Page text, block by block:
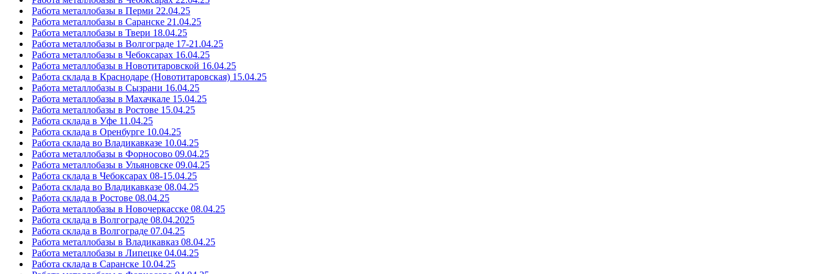
Работа металлобазы в Перми 22.04.25
Работа металлобазы в Саранске 21.04.25
Работа металлобазы в Твери 18.04.25
Работа металлобазы в Волгограде 17-21.04.25
Работа металлобазы в Чебоксарах 16.04.25
Работа металлобазы в Новотитаровской 16.04.25
Работа склада в Краснодаре (Новотитаровская) 15.04.25
Работа металлобазы в Сызрани 16.04.25
Работа металлобазы в Махачкале 15.04.25
Работа металлобазы в Ростове 15.04.25
Работа склада в Уфе 11.04.25
Работа склада в Оренбурге 10.04.25
Работа склада во Владикавказе 10.04.25
Работа металлобазы в Форносово 09.04.25
Работа металлобазы в Ульяновске 09.04.25
Работа склада в Чебоксарах 08-15.04.25
Работа склада во Владикавказе 08.04.25
Работа склада в Ростове 08.04.25
Работа металлобазы в Новочеркасске 08.04.25
Работа склада в Волгограде 08.04.2025
Работа склада в Волгограде 07.04.25
Работа металлобазы в Владикавказ 08.04.25
Работа металлобазы в Липецке 04.04.25
Работа склада в Саранске 10.04.25